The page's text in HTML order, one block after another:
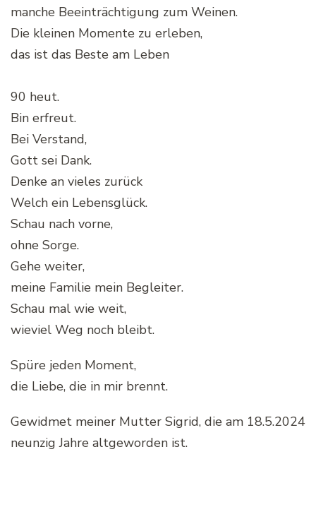
manche Beeinträchtigung zum Weinen.
Die kleinen Momente zu erleben,
das ist das Beste am Leben
90 heut.
Bin erfreut.
Bei Verstand,
Gott sei Dank.
Denke an vieles zurück
Welch ein Lebensglück.
Schau nach vorne,
ohne Sorge.
Gehe weiter,
meine Familie mein Begleiter.
Schau mal wie weit,
wieviel Weg noch bleibt.
Spüre jeden Moment,
die Liebe, die in mir brennt.
Gewidmet meiner Mutter Sigrid, die am 18.5.2024
neunzig Jahre altgeworden ist.